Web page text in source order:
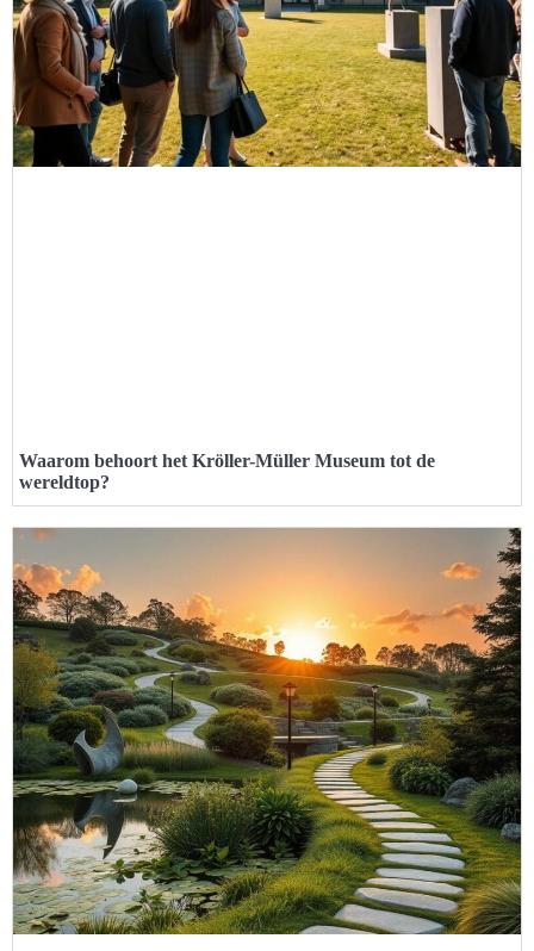
Waarom behoort het Kröller-Müller Museum tot de
wereldtop?